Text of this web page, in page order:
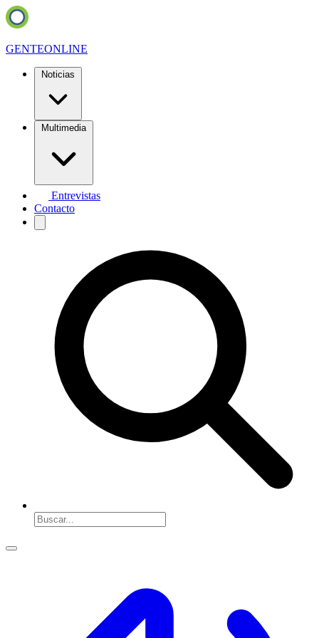
GENTEONLINE
Noticias
Multimedia
Entrevistas
Contacto